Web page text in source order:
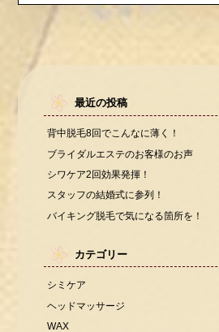
最近の投稿
背中脱毛8回でこんなに薄く！
ブライダルエステのお客様のお声
シワケア2回効果発揮！
スタッフの結婚式に参列！
バイキング脱毛で気になる箇所を！
カテゴリー
シミケア
ヘッドマッサージ
WAX